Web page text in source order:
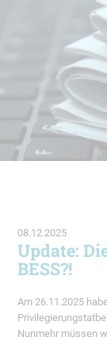
08.12.2025
Update:
BESS?!
Am 26.11.2025
Nunmehr müssen